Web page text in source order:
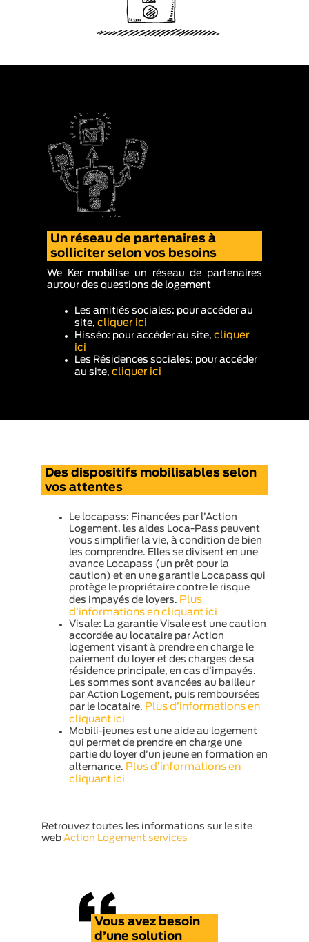
Un réseau de partenaires à
solliciter selon vos besoins
We Ker mobilise un réseau de partenaires
autour des questions de logement
Les amitiés sociales: pour accéder au
site, cliquer ici
Hisséo: pour accéder au site, cliquer
ici
Les Résidences sociales: pour accéder
au site, cliquer ici
Des dispositifs mobilisables selon
vos attentes
Le locapass: Financées par l’Action
Logement, les aides Loca-Pass peuvent
vous simplifier la vie, à condition de bien
les comprendre. Elles se divisent en une
avance Locapass (un prêt pour la
caution) et en une garantie Locapass qui
protège le propriétaire contre le risque
des impayés de loyers. Plus
d’informations en cliquant ici
Visale: La garantie Visale est une caution
accordée au locataire par Action
logement visant à prendre en charge le
paiement du loyer et des charges de sa
résidence principale, en cas d’impayés.
Les sommes sont avancées au bailleur
par Action Logement, puis remboursées
par le locataire. Plus d’informations en
cliquant ici
Mobili-jeunes est une aide au logement
qui permet de prendre en charge une
partie du loyer d’un jeune en formation en
alternance. Plus d’informations en
cliquant ici
Retrouvez toutes les informations sur le site
web Action Logement services
Vous avez besoin
d’une solution